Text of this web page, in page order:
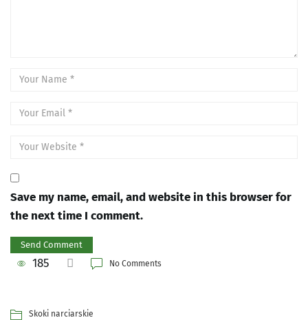
Save my name, email, and website in this browser for
the next time I comment.
185 No Comments
Skoki narciarskie